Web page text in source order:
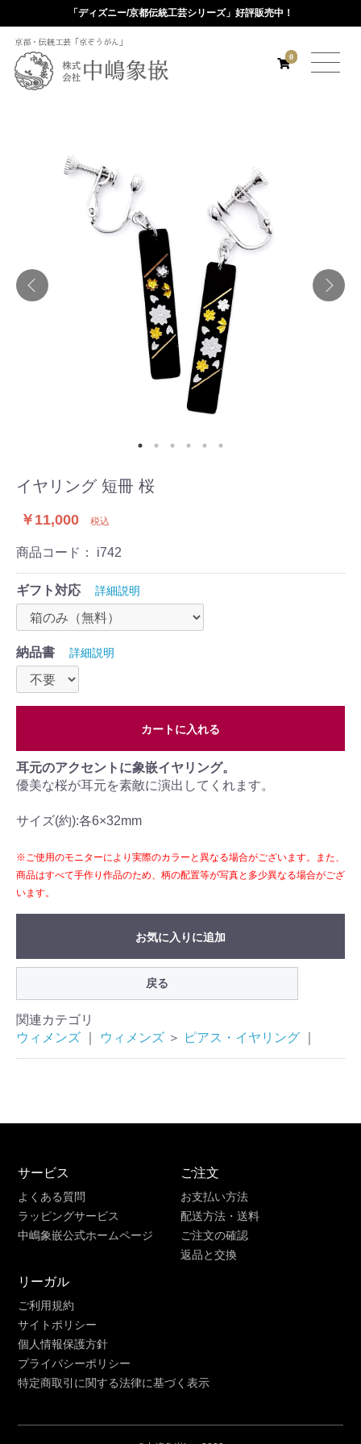
「ディズニー/京都伝統工芸シリーズ」好評販売中！
京都・伝統工芸「京ぞうがん」
0
イヤリング 短冊 桜
￥11,000 税込
商品コード： i742
ギフト対応 詳細説明
納品書 詳細説明
カートに入れる
耳元のアクセントに象嵌イヤリング。
優美な桜が耳元を素敵に演出してくれます。
サイズ(約):各6×32mm
※ご使用のモニターにより実際のカラーと異なる場合がございます。また、
商品はすべて手作り作品のため、柄の配置等が写真と多少異なる場合がござ
います。
お気に入りに追加
戻る
関連カテゴリ
ウィメンズ
ウィメンズ ＞ ピアス・イヤリング
サービス
よくある質問
ラッピングサービス
中嶋象嵌公式ホームページ
ご注文
お支払い方法
配送方法・送料
ご注文の確認
返品と交換
リーガル
ご利用規約
サイトポリシー
個人情報保護方針
プライバシーポリシー
特定商取引に関する法律に基づく表示